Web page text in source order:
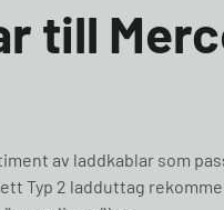
till
av laddkablar som
Typ 2 ladduttag